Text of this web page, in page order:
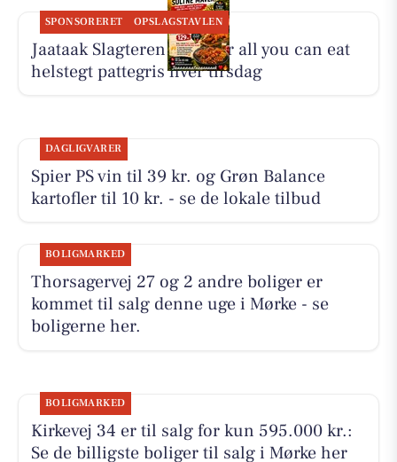
SPONSORERET OPSLAGSTAVLEN
Jaataak Slagteren serverer all you can eat
helstegt pattegris hver tirsdag
DAGLIGVARER
Spier PS vin til 39 kr. og Grøn Balance
kartofler til 10 kr. - se de lokale tilbud
BOLIGMARKED
Thorsagervej 27 og 2 andre boliger er
kommet til salg denne uge i Mørke - se
boligerne her.
BOLIGMARKED
Kirkevej 34 er til salg for kun 595.000 kr.:
Se de billigste boliger til salg i Mørke her